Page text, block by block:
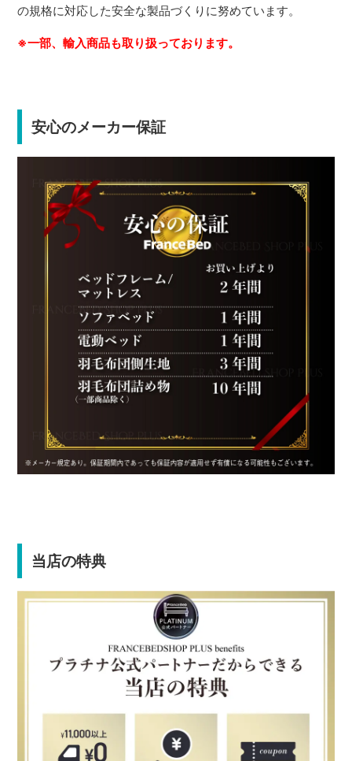
の規格に対応した安全な製品づくりに努めています。
※一部、輸入商品も取り扱っております。
安心のメーカー保証
当店の特典